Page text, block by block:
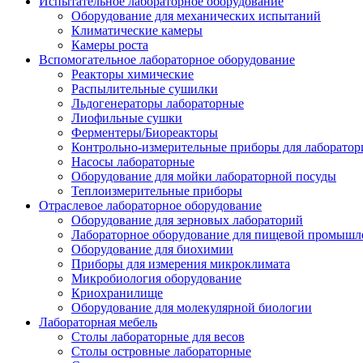
Оборудование для механических испытаний
Климатические камеры
Камеры роста
Вспомогательное лабораторное оборудование
Реакторы химические
Распылительные сушилки
Льдогенераторы лабораторные
Лиофильные сушки
Ферментеры/Биореакторы
Контрольно-измерительные приборы для
Насосы лабораторные
Оборудование для мойки лабораторной посуды
Теплоизмерительные приборы
Отраслевое лабораторное оборудование
Оборудование для зерновых лабораторий
Лабораторное оборудование для пищевой
Оборудование для биохимии
Приборы для измерения микроклимата
Микробиология оборудование
Криохранилище
Оборудование для молекулярной биологии
Лабораторная мебель
Столы лабораторные для весов
Столы островные лабораторные